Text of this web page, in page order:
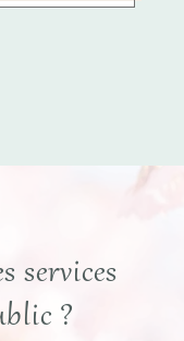
services
?